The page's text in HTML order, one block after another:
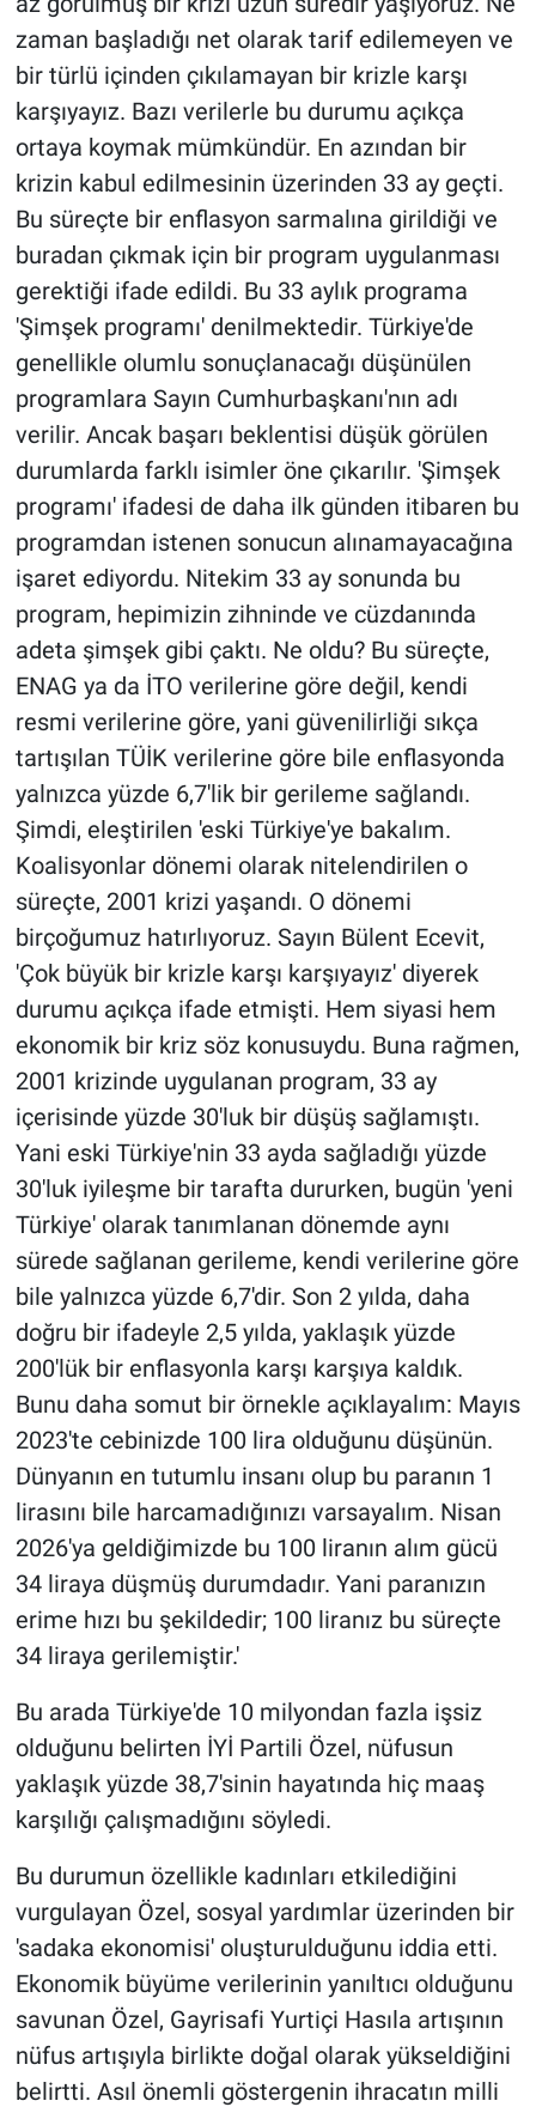
zaman başladığı net olarak tarif edilemeyen ve
bir türlü içinden çıkılamayan bir krizle karşı
karşıyayız. Bazı verilerle bu durumu açıkça
ortaya koymak mümkündür. En azından bir
krizin kabul edilmesinin üzerinden 33 ay geçti.
Bu süreçte bir enflasyon sarmalına girildiği ve
buradan çıkmak için bir program uygulanması
gerektiği ifade edildi. Bu 33 aylık programa
'Şimşek programı' denilmektedir. Türkiye'de
genellikle olumlu sonuçlanacağı düşünülen
programlara Sayın Cumhurbaşkanı'nın adı
verilir. Ancak başarı beklentisi düşük görülen
durumlarda farklı isimler öne çıkarılır. 'Şimşek
programı' ifadesi de daha ilk günden itibaren bu
programdan istenen sonucun alınamayacağına
işaret ediyordu. Nitekim 33 ay sonunda bu
program, hepimizin zihninde ve cüzdanında
adeta şimşek gibi çaktı. Ne oldu? Bu süreçte,
ENAG ya da İTO verilerine göre değil, kendi
resmi verilerine göre, yani güvenilirliği sıkça
tartışılan TÜİK verilerine göre bile enflasyonda
yalnızca yüzde 6,7'lik bir gerileme sağlandı.
Şimdi, eleştirilen 'eski Türkiye'ye bakalım.
Koalisyonlar dönemi olarak nitelendirilen o
süreçte, 2001 krizi yaşandı. O dönemi
birçoğumuz hatırlıyoruz. Sayın Bülent Ecevit,
'Çok büyük bir krizle karşı karşıyayız' diyerek
durumu açıkça ifade etmişti. Hem siyasi hem
ekonomik bir kriz söz konusuydu. Buna rağmen,
2001 krizinde uygulanan program, 33 ay
içerisinde yüzde 30'luk bir düşüş sağlamıştı.
Yani eski Türkiye'nin 33 ayda sağladığı yüzde
30'luk iyileşme bir tarafta dururken, bugün 'yeni
Türkiye' olarak tanımlanan dönemde aynı
sürede sağlanan gerileme, kendi verilerine göre
bile yalnızca yüzde 6,7'dir. Son 2 yılda, daha
doğru bir ifadeyle 2,5 yılda, yaklaşık yüzde
200'lük bir enflasyonla karşı karşıya kaldık.
Bunu daha somut bir örnekle açıklayalım: Mayıs
2023'te cebinizde 100 lira olduğunu düşünün.
Dünyanın en tutumlu insanı olup bu paranın 1
lirasını bile harcamadığınızı varsayalım. Nisan
2026'ya geldiğimizde bu 100 liranın alım gücü
34 liraya düşmüş durumdadır. Yani paranızın
erime hızı bu şekildedir; 100 liranız bu süreçte
34 liraya gerilemiştir.'
Bu arada Türkiye'de 10 milyondan fazla işsiz
olduğunu belirten İYİ Partili Özel, nüfusun
yaklaşık yüzde 38,7'sinin hayatında hiç maaş
karşılığı çalışmadığını söyledi.
Bu durumun özellikle kadınları etkilediğini
vurgulayan Özel, sosyal yardımlar üzerinden bir
'sadaka ekonomisi' oluşturulduğunu iddia etti.
Ekonomik büyüme verilerinin yanıltıcı olduğunu
savunan Özel, Gayrisafi Yurtiçi Hasıla artışının
nüfus artışıyla birlikte doğal olarak yükseldiğini
belirtti. Asıl önemli göstergenin ihracatın milli